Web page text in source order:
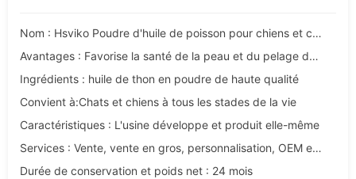
Nom : Hsviko Poudre d'huile de poisson pour chiens et chats
Avantages : Favorise la santé de la peau et du pelage des chiens et des chats
Ingrédients : huile de thon en poudre de haute qualité
Convient à:Chats et chiens à tous les stades de la vie
Caractéristiques : L'usine développe et produit elle-même
Services : Vente, vente en gros, personnalisation, OEM et ODM
Durée de conservation et poids net : 24 mois